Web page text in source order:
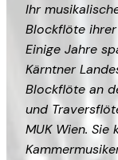
Ihr
Blockflöte
Einige Jahre
Kärntner
Blockflöte an
und
MUK Wien.